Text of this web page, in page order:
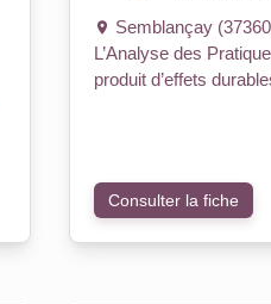
Semblançay
L’Analyse des
produit d’effets
Consulter la fiche